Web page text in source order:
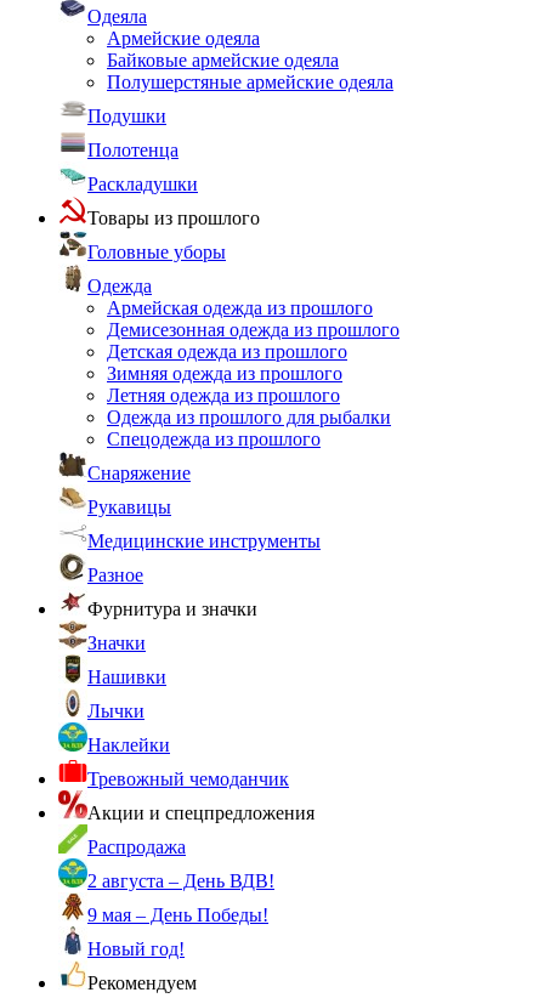
Одеяла
Армейские одеяла
Байковые армейские одеяла
Полушерстяные армейские одеяла
Подушки
Полотенца
Раскладушки
Товары из прошлого
Головные уборы
Одежда
Армейская одежда из прошлого
Демисезонная одежда из прошлого
Детская одежда из прошлого
Зимняя одежда из прошлого
Летняя одежда из прошлого
Одежда из прошлого для рыбалки
Спецодежда из прошлого
Снаряжение
Рукавицы
Медицинские инструменты
Разное
Фурнитура и значки
Значки
Нашивки
Лычки
Наклейки
Тревожный чемоданчик
Акции и спецпредложения
Распродажа
2 августа – День ВДВ!
9 мая – День Победы!
Новый год!
Рекомендуем